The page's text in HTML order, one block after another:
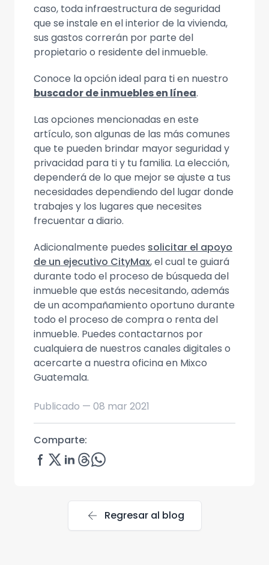
caso, toda infraestructura de seguridad
que se instale en el interior de la vivienda,
sus gastos correrán por parte del
propietario o residente del inmueble.
Conoce la opción ideal para ti en nuestro
buscador de inmuebles en línea.
Las opciones mencionadas en este
artículo, son algunas de las más comunes
que te pueden brindar mayor seguridad y
privacidad para ti y tu familia. La elección,
dependerá de lo que mejor se ajuste a tus
necesidades dependiendo del lugar donde
trabajes y los lugares que necesites
frecuentar a diario.
Adicionalmente puedes solicitar el apoyo
de un ejecutivo CityMax, el cual te guiará
durante todo el proceso de búsqueda del
inmueble que estás necesitando, además
de un acompañamiento oportuno durante
todo el proceso de compra o renta del
inmueble. Puedes contactarnos por
cualquiera de nuestros canales digitales o
acercarte a nuestra oficina en Mixco
Guatemala.
Publicado — 08 mar 2021
Comparte:
arrow_back Regresar al blog